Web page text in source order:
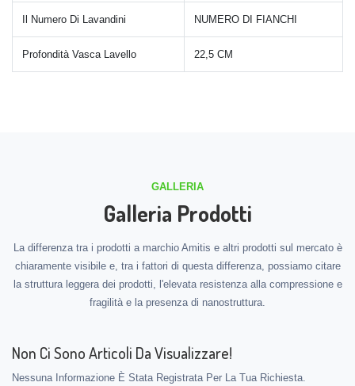
Il Numero Di Lavandini NUMERO DI FIANCHI
Profondità Vasca Lavello 22,5 CM
GALLERIA
Galleria Prodotti
La differenza tra i prodotti a marchio Amitis e altri prodotti sul mercato è
chiaramente visibile e, tra i fattori di questa differenza, possiamo citare
la struttura leggera dei prodotti, l'elevata resistenza alla compressione e
fragilità e la presenza di nanostruttura.
Non Ci Sono Articoli Da Visualizzare!
Nessuna Informazione È Stata Registrata Per La Tua Richiesta.